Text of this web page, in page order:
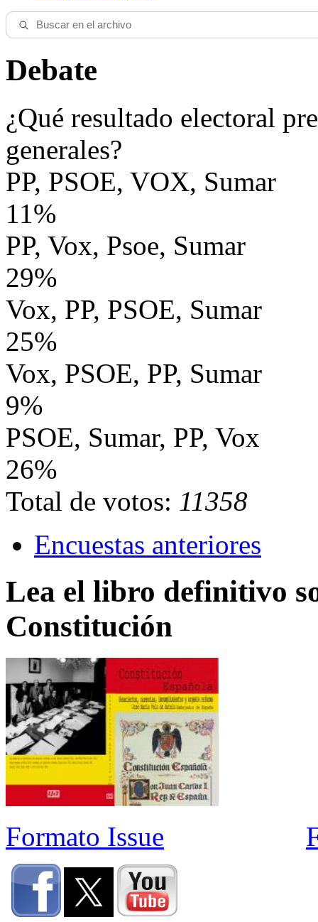
Debate
¿Qué resultado electoral
generales?
PP, PSOE, VOX, Sumar
11%
PP, Vox, Psoe, Sumar
29%
Vox, PP, PSOE, Sumar
25%
Vox, PSOE, PP, Sumar
9%
PSOE, Sumar, PP, Vox
26%
Total de votos: 11358
Encuestas anteriores
Lea el libro definitivo
Constitución
Formato Issue